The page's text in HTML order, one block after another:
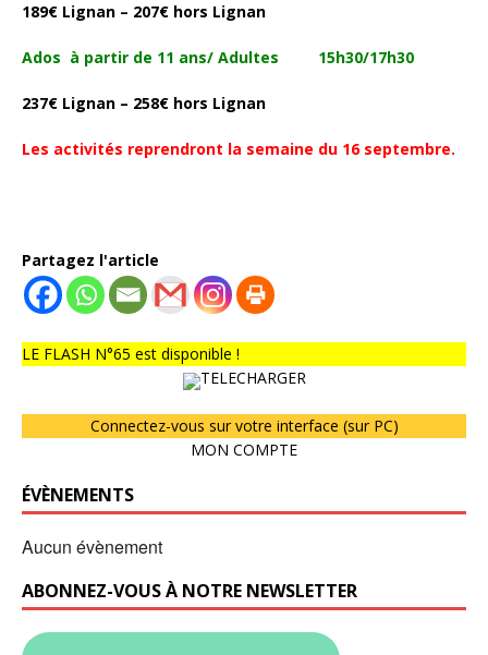
189€ Lignan – 207€ hors Lignan
Ados à partir de 11 ans/ Adultes 15h30/17h30
237€ Lignan – 258€ hors Lignan
Les activités reprendront la semaine du 16 septembre.
Partagez l'article
LE FLASH N°65 est disponible !
TELECHARGER
Connectez-vous sur votre interface (sur PC)
MON COMPTE
ÉVÈNEMENTS
Aucun évènement
ABONNEZ-VOUS À NOTRE NEWSLETTER